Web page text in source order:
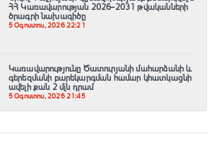
ՀՀ Կառավարության 2026–2031 թվականների
ծրագրի նախագիծը
5 Օգոստոս, 2026 22:21
Կառավարությունը Ծատուրյանի մահարձանի և
գերեզմանի բարեկարգման համար կհատկացնի
ավելի քան 2 մլն դրամ
5 Օգոստոս, 2026 21:45